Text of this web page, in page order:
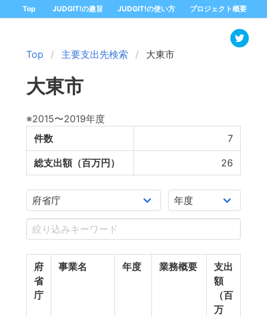
Top JUDGIT!の趣旨 JUDGIT!の使い方 プロジェクト概要
Top 主要支出先検索 大東市
大東市
※2015〜2019年度
件数
7
総支出額（百万円） 26
府
省
庁
事業名 年度 業務概要
支出
額
（百
万